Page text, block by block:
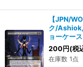
【JPN/
ク/
ョーケー
200円(税
在庫数 1点